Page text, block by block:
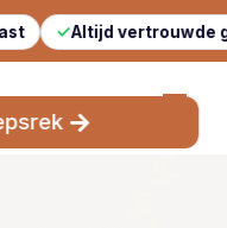
vertrouwde gezichten